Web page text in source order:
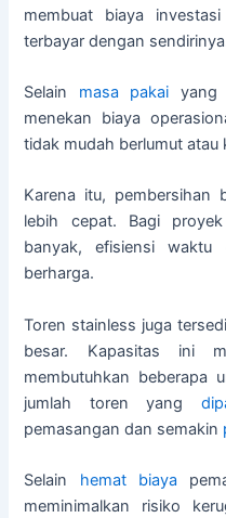
membuat biaya
terbayar dengan
Selain masa pakai yang
menekan biaya
tidak mudah berlumut atau
Karena itu, pembersihan
lebih cepat. Bagi
banyak, efisiensi
berharga.
Toren stainless juga
besar. Kapasitas ini
membutuhkan beberapa
jumlah toren yang
pemasangan dan semakin
Selain hemat biaya
meminimalkan risiko